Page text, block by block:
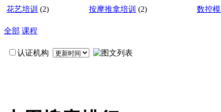
花艺培训 (2) 按摩推拿培训 (2) 数控
全部 课程
认证机构